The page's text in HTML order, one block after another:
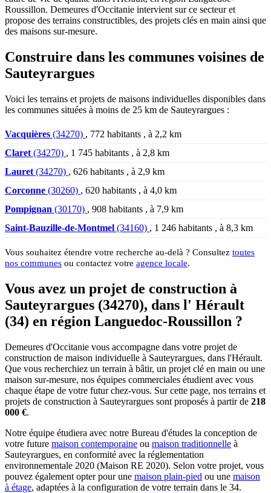
Roussillon. Demeures d'Occitanie intervient sur ce secteur et
propose des terrains constructibles, des projets clés en main ainsi que
des maisons sur-mesure.
Construire dans les communes voisines de
Sauteyrargues
Voici les terrains et projets de maisons individuelles disponibles dans
les communes situées à moins de 25 km de Sauteyrargues :
Vacquières (34270) , 772 habitants , à 2,2 km
Claret (34270) , 1 745 habitants , à 2,8 km
Lauret (34270) , 626 habitants , à 2,9 km
Corconne (30260) , 620 habitants , à 4,0 km
Pompignan (30170) , 908 habitants , à 7,9 km
Saint-Bauzille-de-Montmel (34160) , 1 246 habitants , à 8,3 km
Vous souhaitez étendre votre recherche au-delà ? Consultez toutes
nos communes ou contactez votre agence locale.
Vous avez un projet de construction à
Sauteyrargues (34270), dans l' Hérault
(34) en région Languedoc-Roussillon ?
Demeures d'Occitanie vous accompagne dans votre projet de
construction de maison individuelle à Sauteyrargues, dans l'Hérault.
Que vous recherchiez un terrain à bâtir, un projet clé en main ou une
maison sur-mesure, nos équipes commerciales étudient avec vous
chaque étape de votre futur chez-vous. Sur cette page, nos terrains et
projets de construction à Sauteyrargues sont proposés à partir de 218
000 €.
Notre équipe étudiera avec notre Bureau d'études la conception de
votre future maison contemporaine ou maison traditionnelle à
Sauteyrargues, en conformité avec la réglementation
environnementale 2020 (Maison RE 2020). Selon votre projet, vous
pouvez également opter pour une maison plain-pied ou une maison
à étage, adaptées à la configuration de votre terrain dans le 34.